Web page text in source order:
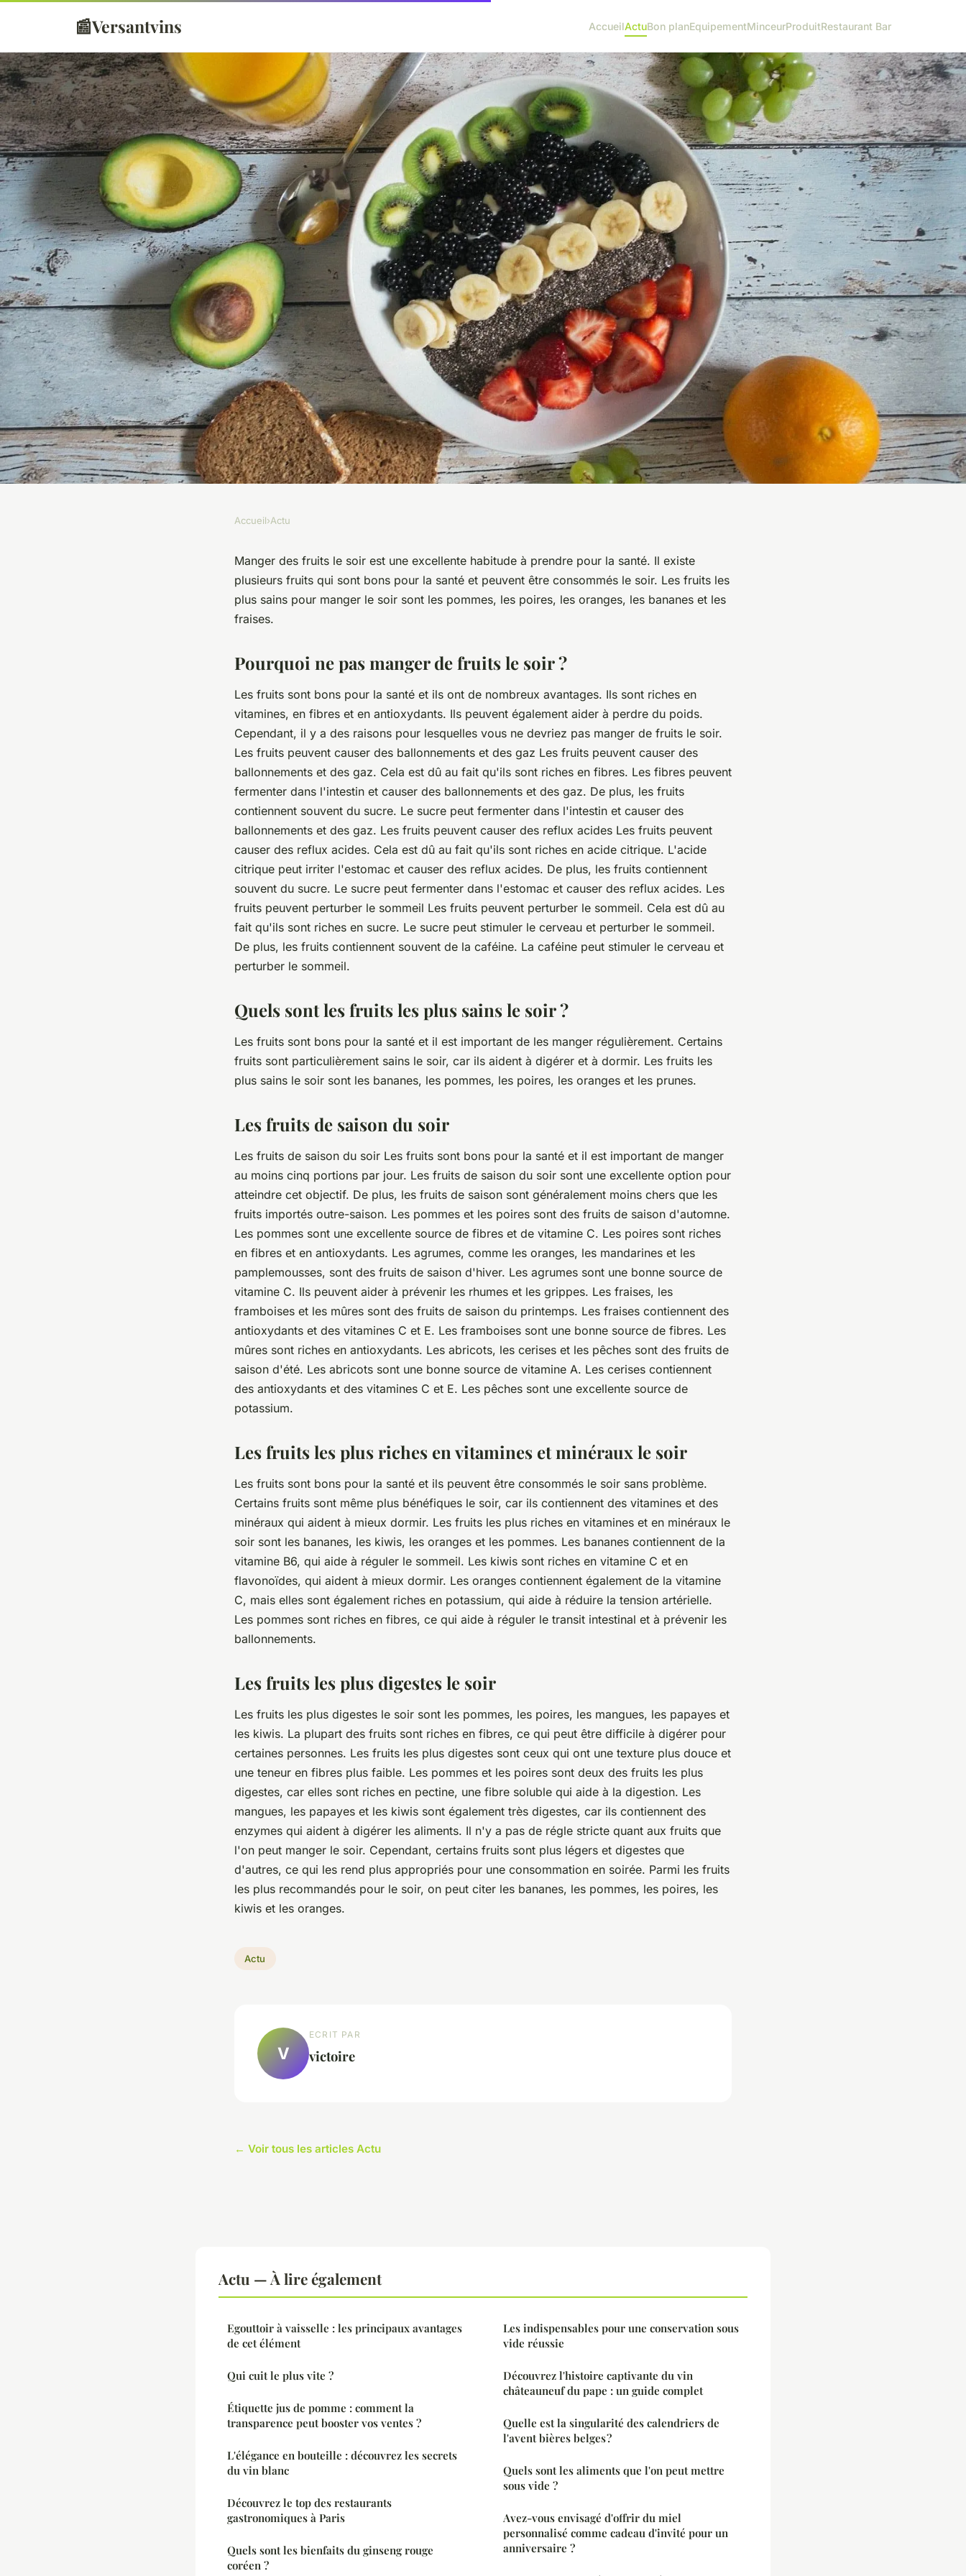
📰Versantvins AccueilActuBon planEquipementMinceurProduitRestaurant Bar
Quels sont les fruits qu'on peut
manger le soir ?
Accueil›Actu
Manger des fruits le soir est une excellente habitude à prendre pour la santé. Il existe
plusieurs fruits qui sont bons pour la santé et peuvent être consommés le soir. Les fruits les
plus sains pour manger le soir sont les pommes, les poires, les oranges, les bananes et les
fraises.
Pourquoi ne pas manger de fruits le soir ?
Les fruits sont bons pour la santé et ils ont de nombreux avantages. Ils sont riches en
vitamines, en fibres et en antioxydants. Ils peuvent également aider à perdre du poids.
Cependant, il y a des raisons pour lesquelles vous ne devriez pas manger de fruits le soir.
Les fruits peuvent causer des ballonnements et des gaz Les fruits peuvent causer des
ballonnements et des gaz. Cela est dû au fait qu'ils sont riches en fibres. Les fibres peuvent
fermenter dans l'intestin et causer des ballonnements et des gaz. De plus, les fruits
contiennent souvent du sucre. Le sucre peut fermenter dans l'intestin et causer des
ballonnements et des gaz. Les fruits peuvent causer des reflux acides Les fruits peuvent
causer des reflux acides. Cela est dû au fait qu'ils sont riches en acide citrique. L'acide
citrique peut irriter l'estomac et causer des reflux acides. De plus, les fruits contiennent
souvent du sucre. Le sucre peut fermenter dans l'estomac et causer des reflux acides. Les
fruits peuvent perturber le sommeil Les fruits peuvent perturber le sommeil. Cela est dû au
fait qu'ils sont riches en sucre. Le sucre peut stimuler le cerveau et perturber le sommeil.
De plus, les fruits contiennent souvent de la caféine. La caféine peut stimuler le cerveau et
perturber le sommeil.
Quels sont les fruits les plus sains le soir ?
Les fruits sont bons pour la santé et il est important de les manger régulièrement. Certains
fruits sont particulièrement sains le soir, car ils aident à digérer et à dormir. Les fruits les
plus sains le soir sont les bananes, les pommes, les poires, les oranges et les prunes.
Les fruits de saison du soir
Les fruits de saison du soir Les fruits sont bons pour la santé et il est important de manger
au moins cinq portions par jour. Les fruits de saison du soir sont une excellente option pour
atteindre cet objectif. De plus, les fruits de saison sont généralement moins chers que les
fruits importés outre-saison. Les pommes et les poires sont des fruits de saison d'automne.
Les pommes sont une excellente source de fibres et de vitamine C. Les poires sont riches
en fibres et en antioxydants. Les agrumes, comme les oranges, les mandarines et les
pamplemousses, sont des fruits de saison d'hiver. Les agrumes sont une bonne source de
vitamine C. Ils peuvent aider à prévenir les rhumes et les grippes. Les fraises, les
framboises et les mûres sont des fruits de saison du printemps. Les fraises contiennent des
antioxydants et des vitamines C et E. Les framboises sont une bonne source de fibres. Les
mûres sont riches en antioxydants. Les abricots, les cerises et les pêches sont des fruits de
saison d'été. Les abricots sont une bonne source de vitamine A. Les cerises contiennent
des antioxydants et des vitamines C et E. Les pêches sont une excellente source de
potassium.
Les fruits les plus riches en vitamines et minéraux le soir
Les fruits sont bons pour la santé et ils peuvent être consommés le soir sans problème.
Certains fruits sont même plus bénéfiques le soir, car ils contiennent des vitamines et des
minéraux qui aident à mieux dormir. Les fruits les plus riches en vitamines et en minéraux le
soir sont les bananes, les kiwis, les oranges et les pommes. Les bananes contiennent de la
vitamine B6, qui aide à réguler le sommeil. Les kiwis sont riches en vitamine C et en
flavonoïdes, qui aident à mieux dormir. Les oranges contiennent également de la vitamine
C, mais elles sont également riches en potassium, qui aide à réduire la tension artérielle.
Les pommes sont riches en fibres, ce qui aide à réguler le transit intestinal et à prévenir les
ballonnements.
Les fruits les plus digestes le soir
Les fruits les plus digestes le soir sont les pommes, les poires, les mangues, les papayes et
les kiwis. La plupart des fruits sont riches en fibres, ce qui peut être difficile à digérer pour
certaines personnes. Les fruits les plus digestes sont ceux qui ont une texture plus douce et
une teneur en fibres plus faible. Les pommes et les poires sont deux des fruits les plus
digestes, car elles sont riches en pectine, une fibre soluble qui aide à la digestion. Les
mangues, les papayes et les kiwis sont également très digestes, car ils contiennent des
enzymes qui aident à digérer les aliments. Il n'y a pas de régle stricte quant aux fruits que
l'on peut manger le soir. Cependant, certains fruits sont plus légers et digestes que
d'autres, ce qui les rend plus appropriés pour une consommation en soirée. Parmi les fruits
les plus recommandés pour le soir, on peut citer les bananes, les pommes, les poires, les
kiwis et les oranges.
Actu
V
ECRIT PAR
victoire
← Voir tous les articles Actu
Actu — À lire également
Egouttoir à vaisselle : les principaux avantages
de cet élément
Qui cuit le plus vite ?
Étiquette jus de pomme : comment la
transparence peut booster vos ventes ?
L'élégance en bouteille : découvrez les secrets
du vin blanc
Découvrez le top des restaurants
gastronomiques à Paris
Quels sont les bienfaits du ginseng rouge
coréen ?
Les indispensables pour une conservation sous
vide réussie
Découvrez l'histoire captivante du vin
châteauneuf du pape : un guide complet
Quelle est la singularité des calendriers de
l'avent bières belges ?
Quels sont les aliments que l'on peut mettre
sous vide ?
Avez-vous envisagé d'offrir du miel
personnalisé comme cadeau d'invité pour un
anniversaire ?